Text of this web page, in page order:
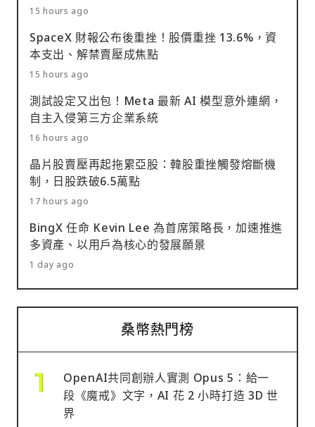
15 hours ago
SpaceX 財報公布後重挫！股價重挫 13.6%，資
本支出、解禁賣壓成焦點
15 hours ago
測試設定又出包！Meta 最新 AI 模型意外連網，
自主入侵第三方企業系統
16 hours ago
晶片股賣壓再起拖累亞股：韓股重挫觸發熔斷機
制，日股跌破6.5萬點
17 hours ago
BingX 任命 Kevin Lee 為首席策略長，加速推進
多資產、以用戶為核心的發展願景
1 day ago
桑幣熱門榜
OpenAI共同創辦人實測 Opus 5：給一
段《魔戒》文字，AI 花 2 小時打造 3D 世
界